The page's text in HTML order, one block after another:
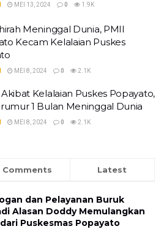
MEI 13, 2024 0 1.9K
Meninggal Dunia, PMII
Kecam Kelalaian Puskes
MEI 8, 2024 0 2.1K
Kelalaian Puskes Popayato,
1 Bulan Meninggal Dunia
MEI 8, 2024 0 2.1K
Comments Latest
dan Pelayanan Buruk
Alasan Doddy Memulangkan
Puskesmas Popayato